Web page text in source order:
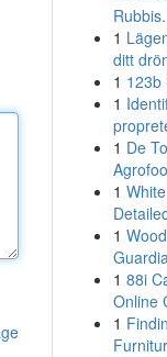
1
ditt
1 123b
1
1 De
1
1
1 88i
Online
1